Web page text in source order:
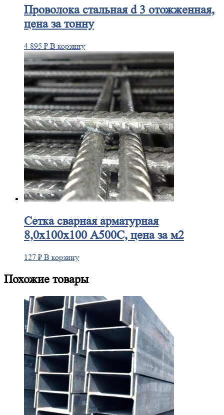
Проволокастальная d 3 отожженная,
цена за тонну
4 895 ₽ В корзину
Сеткасварная арматурная
8,0х100х100 А500С, цена за м2
127 ₽ В корзину
Похожие товары